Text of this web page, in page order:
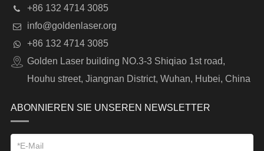
+86 132 4714 3085
info@goldenlaser.org
+86 132 4714 3085
Golden Laser building NO.3-3 Shiqiao 1st road,
Houhu street, Jiangnan District, Wuhan, Hubei, China
ABONNIEREN SIE UNSEREN NEWSLETTER